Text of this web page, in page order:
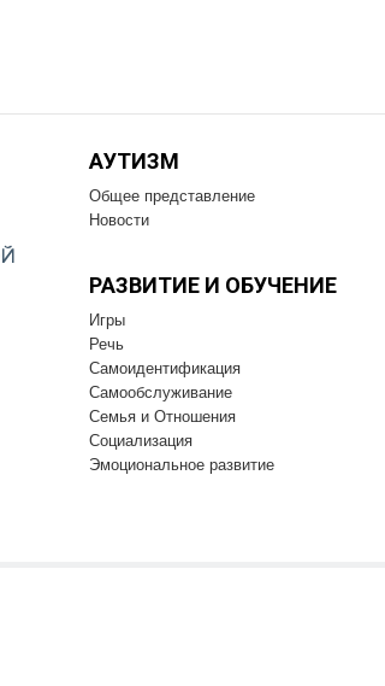
АУТИЗМ
Общее представление
Новости
РАЗВИТИЕ И OБУЧЕНИЕ
Игры
Речь
Самоидентификация
Самообслуживание
Семья и Отношения
Социализация
Эмоциональное развитие